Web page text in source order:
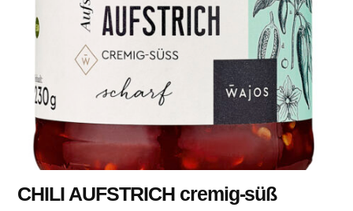
CHILI AUFSTRICH cremig-süß